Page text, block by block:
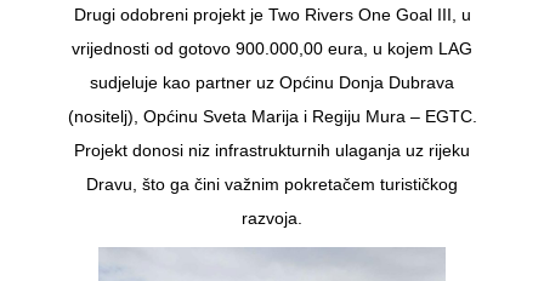
Drugi odobreni projekt je Two Rivers One Goal III, u
vrijednosti od gotovo 900.000,00 eura, u kojem LAG
sudjeluje kao partner uz Općinu Donja Dubrava
(nositelj), Općinu Sveta Marija i Regiju Mura – EGTC.
Projekt donosi niz infrastrukturnih ulaganja uz rijeku
Dravu, što ga čini važnim pokretačem turističkog
razvoja.